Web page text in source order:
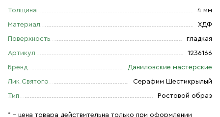
Толщина 4 мм
Материал ХДФ
Поверхность гладкая
Артикул 1236166
Бренд Даниловские мастерские
Лик Святого Серафим Шестикрылый
Тип Ростовой образ
* – цена товара действительна только при оформлении